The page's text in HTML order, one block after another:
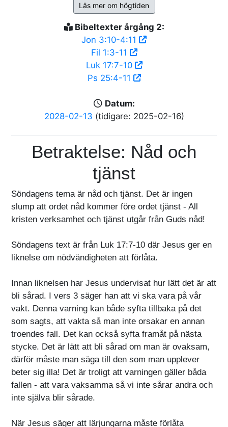
Läs mer om högtiden
Bibeltexter årgång 2:
Jon 3:10-4:11
Fil 1:3-11
Luk 17:7-10
Ps 25:4-11
Datum:
2028-02-13 (tidigare: 2025-02-16)
Betraktelse: Nåd och
tjänst
Söndagens tema är nåd och tjänst. Det är ingen
slump att ordet nåd kommer före ordet tjänst - All
kristen verksamhet och tjänst utgår från Guds nåd!
Söndagens text är från Luk 17:7-10 där Jesus ger en
liknelse om nödvändigheten att förlåta.
Innan liknelsen har Jesus undervisat hur lätt det är att
bli sårad. I vers 3 säger han att vi ska vara på vår
vakt. Denna varning kan både syfta tillbaka på det
som sagts, att vakta så man inte orsakar en annan
troendes fall. Det kan också syfta framåt på nästa
stycke. Det är lätt att bli sårad om man är ovaksam,
därför måste man säga till den som man upplever
beter sig illa! Det är troligt att varningen gäller båda
fallen - att vara vaksamma så vi inte sårar andra och
inte själva blir sårade.
När Jesus säger att lärjungarna måste förlåta